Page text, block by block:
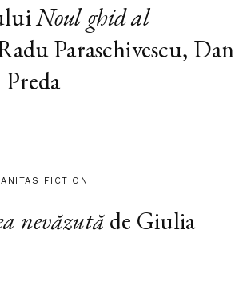
Noul ghid al
Paraschivescu, Dan
FICTION
nevăzutăde Giulia